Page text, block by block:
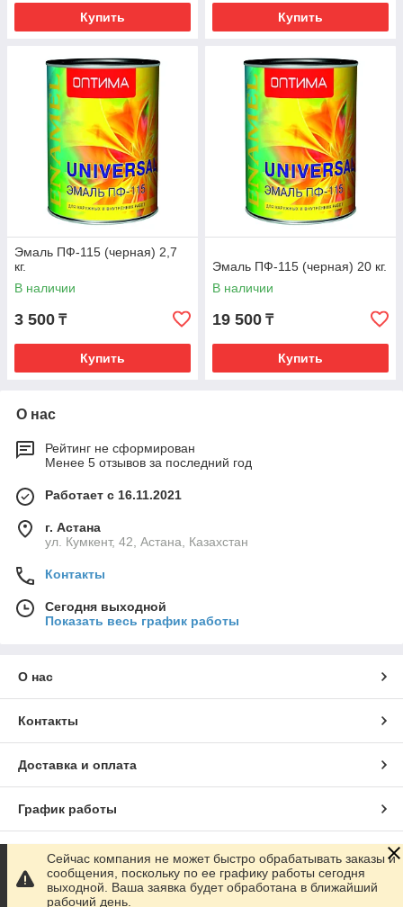
Купить Купить
Эмаль ПФ-115 (черная) 2,7
кг.
В наличии
3 500 ₸
Купить
Эмаль ПФ-115 (черная) 20 кг.
В наличии
19 500 ₸
Купить
О нас
Рейтинг не сформирован
Менее 5 отзывов за последний год
Работает с 16.11.2021
г. Астана
ул. Кумкент, 42, Астана, Казахстан
Контакты
Сегодня выходной
Показать весь график работы
О нас
Контакты
Доставка и оплата
График работы
Полная версия сайта
Сайт создан на маркетплейсе Satu.kz
Сейчас компания не может быстро обрабатывать заказы и
сообщения, поскольку по ее графику работы сегодня
выходной. Ваша заявка будет обработана в ближайший
рабочий день.